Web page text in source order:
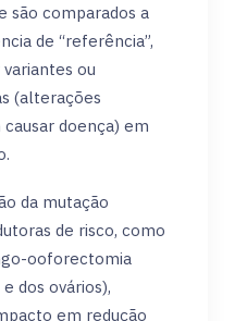
são comparados a
de “referência”,
ou
(alterações
doença) em
da mutação
de risco, como
ooforectomia
dos ovários),
em redução